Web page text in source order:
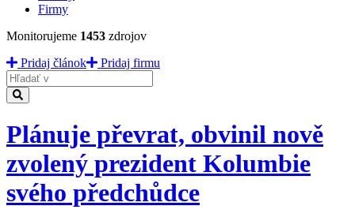
Firmy
Monitorujeme 1453 zdrojov
Pridaj článok
Pridaj firmu
Hladať
Plánuje převrat, obvinil nově
zvolený prezident Kolumbie
svého předchůdce